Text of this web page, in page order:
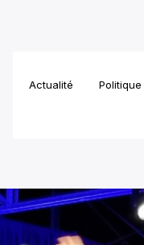
Actualité Politique